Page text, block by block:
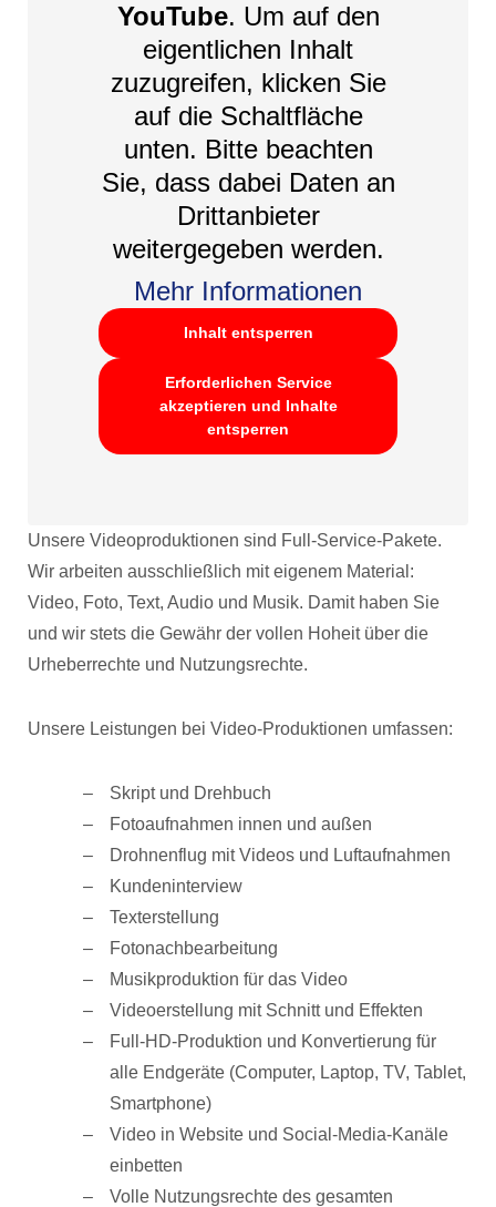
YouTube. Um auf den
eigentlichen Inhalt
zuzugreifen, klicken Sie
auf die Schaltfläche
unten. Bitte beachten
Sie, dass dabei Daten an
Drittanbieter
weitergegeben werden.
Mehr Informationen
Inhalt entsperren
Erforderlichen Service
akzeptieren und Inhalte
entsperren
Unsere Videoproduktionen sind Full-Service-Pakete.
Wir arbeiten ausschließlich mit eigenem Material:
Video, Foto, Text, Audio und Musik. Damit haben Sie
und wir stets die Gewähr der vollen Hoheit über die
Urheberrechte und Nutzungsrechte.
Unsere Leistungen bei Video-Produktionen umfassen:
Skript und Drehbuch
Fotoaufnahmen innen und außen
Drohnenflug mit Videos und Luftaufnahmen
Kundeninterview
Texterstellung
Fotonachbearbeitung
Musikproduktion für das Video
Videoerstellung mit Schnitt und Effekten
Full-HD-Produktion und Konvertierung für
alle Endgeräte (Computer, Laptop, TV, Tablet,
Smartphone)
Video in Website und Social-Media-Kanäle
einbetten
Volle Nutzungsrechte des gesamten